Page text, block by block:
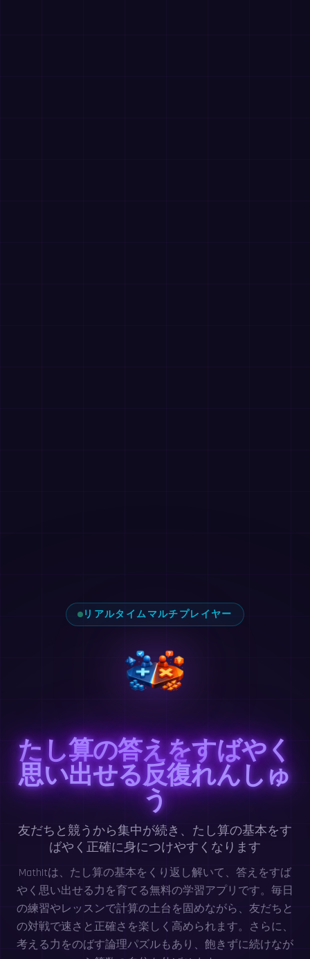
リアルタイムマルチプレイヤー
たし算の答えをすばやく
思い出せる反復れんしゅ
う
友だちと競うから集中が続き、たし算の基本をす
ばやく正確に身につけやすくなります
MathItは、たし算の基本をくり返し解いて、答えをすば
やく思い出せる力を育てる無料の学習アプリです。毎日
の練習やレッスンで計算の土台を固めながら、友だちと
の対戦で速さと正確さを楽しく高められます。さらに、
考える力をのばす論理パズルもあり、飽きずに続けなが